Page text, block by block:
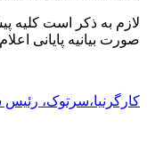
لازم به ذکر است کلیه
صورت بیانیه پایانی
کارگرنیا،سرتوک،